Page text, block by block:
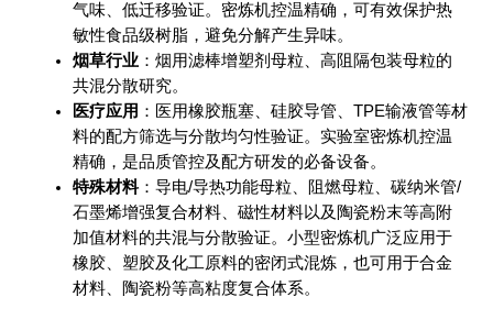
气味、低迁移验证。密炼机控温精确，可有效保护热
敏性食品级树脂，避免分解产生异味。
烟草行业 ：烟用滤棒增塑剂母粒、高阻隔包装母粒的
共混分散研究。
医疗应用 ：医用橡胶瓶塞、硅胶导管、TPE输液管等材
料的配方筛选与分散均匀性验证。实验室密炼机控温
精确，是品质管控及配方研发的必备设备。
特殊材料 ：导电/导热功能母粒、阻燃母粒、碳纳米管/
石墨烯增强复合材料、磁性材料以及陶瓷粉末等高附
加值材料的共混与分散验证。小型密炼机广泛应用于
橡胶、塑胶及化工原料的密闭式混炼，也可用于合金
材料、陶瓷粉等高粘度复合体系。